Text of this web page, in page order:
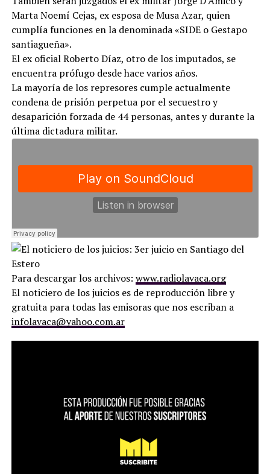
Marta Noemí Cejas, ex esposa de Musa Azar, quien
cumplía funciones en la denominada «SIDE o Gestapo
santiagueña».
El ex oficial Roberto Díaz, otro de los imputados, se
encuentra prófugo desde hace varios años.
La mayoría de los represores cumple actualmente
condena de prisión perpetua por el secuestro y
desaparición forzada de 44 personas, antes y durante la
última dictadura militar.
Para descargar los archivos: www.radiolavaca.org
El noticiero de los juicios es de reproducción libre y
gratuita para todas las emisoras que nos escriban a
infolavaca@yahoo.com.ar